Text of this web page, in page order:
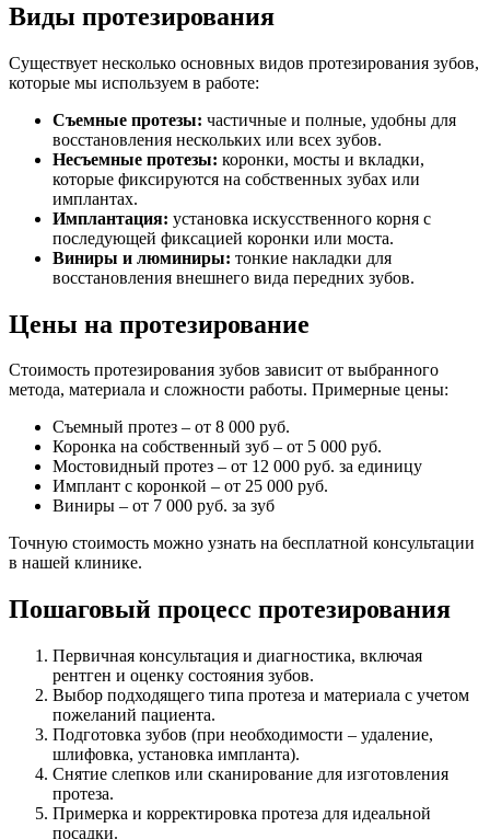
Виды протезирования
Существует несколько основных видов протезирования зубов,
которые мы используем в работе:
Съемные протезы: частичные и полные, удобны для
восстановления нескольких или всех зубов.
Несъемные протезы: коронки, мосты и вкладки,
которые фиксируются на собственных зубах или
имплантах.
Имплантация: установка искусственного корня с
последующей фиксацией коронки или моста.
Виниры и люминиры: тонкие накладки для
восстановления внешнего вида передних зубов.
Цены на протезирование
Стоимость протезирования зубов зависит от выбранного
метода, материала и сложности работы. Примерные цены:
Съемный протез – от 8 000 руб.
Коронка на собственный зуб – от 5 000 руб.
Мостовидный протез – от 12 000 руб. за единицу
Имплант с коронкой – от 25 000 руб.
Виниры – от 7 000 руб. за зуб
Точную стоимость можно узнать на бесплатной консультации
в нашей клинике.
Пошаговый процесс протезирования
Первичная консультация и диагностика, включая
рентген и оценку состояния зубов.
Выбор подходящего типа протеза и материала с учетом
пожеланий пациента.
Подготовка зубов (при необходимости – удаление,
шлифовка, установка импланта).
Снятие слепков или сканирование для изготовления
протеза.
Примерка и корректировка протеза для идеальной
посадки.